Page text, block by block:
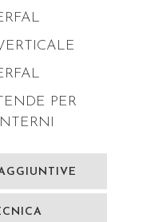
PER